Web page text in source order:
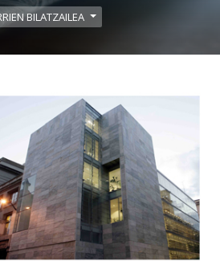
BILATZAILEA
bisitak